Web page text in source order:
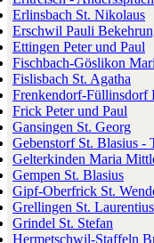
Erlinsbach St. Nikolaus
Erschwil Pauli
Ettingen Peter und Paul
Fischbach-Göslikon
Fislisbach St. Agatha
Frenkendorf-Füllinsdorf
Frick Peter und Paul
Gansingen St. Georg
Gebenstorf St. Blasius -
Gelterkinden Maria
Gempen St. Blasius
Gipf-Oberfrick St.
Grellingen St. Laurentius
Grindel St. Stefan
Hermetschwil-Staffeln